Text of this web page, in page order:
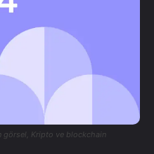
görsel, Kripto ve blockchain